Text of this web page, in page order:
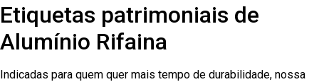
Etiquetas patrimoniais de
Alumínio Rifaina
Indicadas para quem quer mais tempo de durabilidade, nossa